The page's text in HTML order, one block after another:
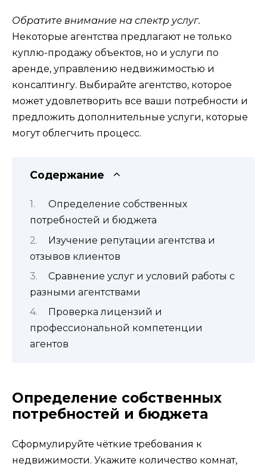
Обратите внимание на спектр услуг.
Некоторые агентства предлагают не только
куплю-продажу объектов, но и услуги по
аренде, управлению недвижимостью и
консалтингу. Выбирайте агентство, которое
может удовлетворить все ваши потребности и
предложить дополнительные услуги, которые
могут облегчить процесс.
Содержание
Определение собственных
потребностей и бюджета
Изучение репутации агентства и
отзывов клиентов
Сравнение услуг и условий работы с
разными агентствами
Проверка лицензий и
профессиональной компетенции
агентов
Определение собственных
потребностей и бюджета
Сформулируйте чёткие требования к
недвижимости. Укажите количество комнат,